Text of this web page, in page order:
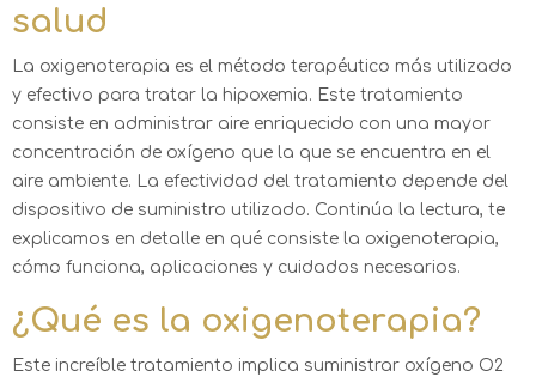
salud
La oxigenoterapia es el método terapéutico más utilizado
y efectivo para tratar la hipoxemia. Este tratamiento
consiste en administrar aire enriquecido con una mayor
concentración de oxígeno que la que se encuentra en el
aire ambiente. La efectividad del tratamiento depende del
dispositivo de suministro utilizado. Continúa la lectura, te
explicamos en detalle en qué consiste la oxigenoterapia,
cómo funciona, aplicaciones y cuidados necesarios.
¿Qué es la oxigenoterapia?
Este increíble tratamiento implica suministrar oxígeno O2